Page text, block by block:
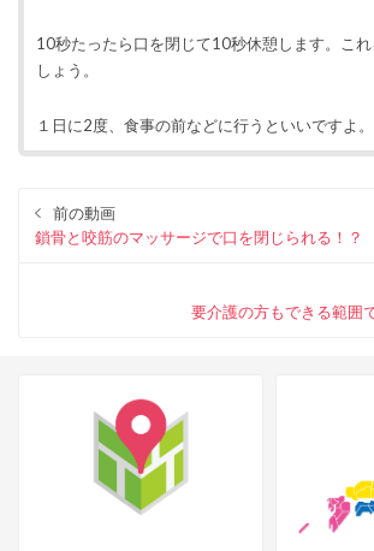
10秒たったら口を閉じて10秒休憩します。こ
しょう。
１日に2度、食事の前などに行うといいですよ。
前の動画
鎖骨と咬筋のマッサージで口を閉じられる！？
要介護の方もできる範囲